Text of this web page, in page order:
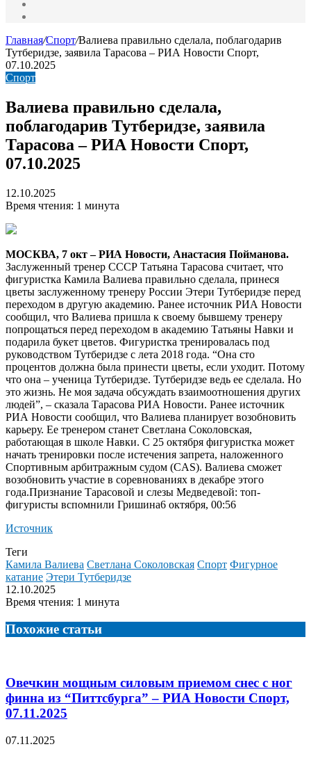
Главная/Спорт/Валиева правильно сделала, поблагодарив
Тутберидзе, заявила Тарасова – РИА Новости Спорт,
07.10.2025
Спорт
Валиева правильно сделала,
поблагодарив Тутберидзе, заявила
Тарасова – РИА Новости Спорт,
07.10.2025
12.10.2025
Время чтения: 1 минута
МОСКВА, 7 окт – РИА Новости, Анастасия Пойманова.
Заслуженный тренер СССР Татьяна Тарасова считает, что
фигуристка Камила Валиева правильно сделала, принеся
цветы заслуженному тренеру России Этери Тутберидзе перед
переходом в другую академию. Ранее источник РИА Новости
сообщил, что Валиева пришла к своему бывшему тренеру
попрощаться перед переходом в академию Татьяны Навки и
подарила букет цветов. Фигуристка тренировалась под
руководством Тутберидзе с лета 2018 года. “Она сто
процентов должна была принести цветы, если уходит. Потому
что она – ученица Тутберидзе. Тутберидзе ведь ее сделала. Но
это жизнь. Не моя задача обсуждать взаимоотношения других
людей”, – сказала Тарасова РИА Новости. Ранее источник
РИА Новости сообщил, что Валиева планирует возобновить
карьеру. Ее тренером станет Светлана Соколовская,
работающая в школе Навки. С 25 октября фигуристка может
начать тренировки после истечения запрета, наложенного
Спортивным арбитражным судом (CAS). Валиева сможет
возобновить участие в соревнованиях в декабре этого
года.Признание Тарасовой и слезы Медведевой: топ-
фигуристы вспомнили Гришина6 октября, 00:56
Источник
Теги
Камила Валиева Светлана Соколовская Спорт Фигурное
катание Этери Тутберидзе
12.10.2025
Время чтения: 1 минута
Похожие статьи
Овечкин мощным силовым приемом снес с ног
финна из “Питтсбурга” – РИА Новости Спорт,
07.11.2025
07.11.2025